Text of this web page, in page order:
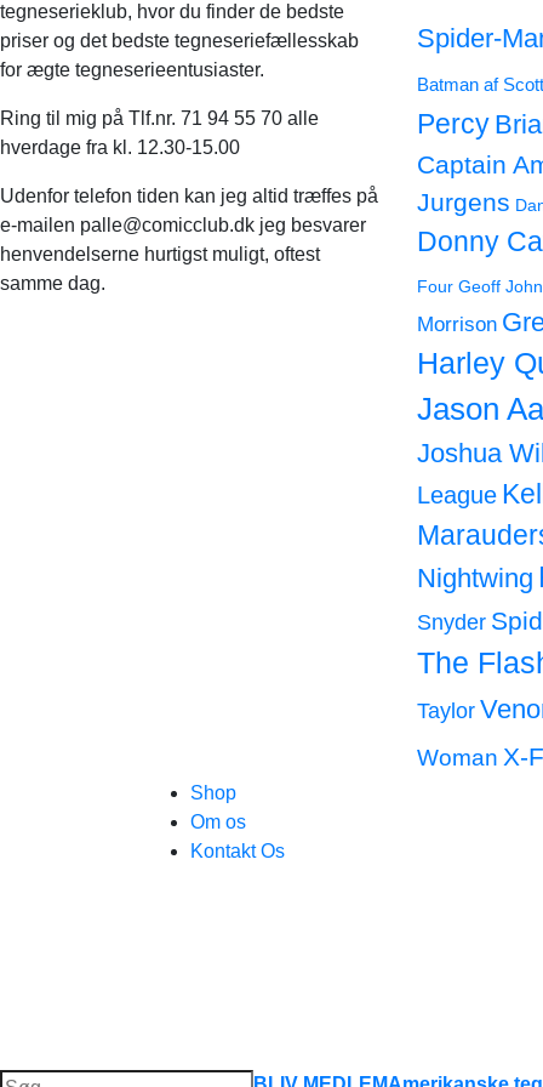
tegneserieklub, hvor du finder de bedste
priser og det bedste tegneseriefællesskab
for ægte tegneserieentusiaster.
Ring til mig på Tlf.nr. 71 94 55 70 alle
hverdage fra kl. 12.30-15.00
Udenfor telefon tiden kan jeg altid træffes på
e-mailen palle@comicclub.dk jeg besvarer
henvendelserne hurtigst muligt, oftest
samme dag.
Spider-
Batman af
Percy
Captain
Jurgens
Donny
Four Geoff
Morrison
Harley
Jason
Joshua
League
Nightwing
Snyder
The
Taylor
Woman X-
Shop
Om os
Kontakt Os
Søg